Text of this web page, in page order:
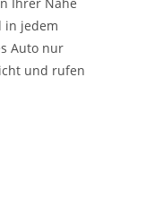
in jedem
Auto nur
und rufen